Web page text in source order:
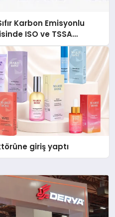
Karbon Emisyonlu
ISO ve TSSA
giriş yaptı